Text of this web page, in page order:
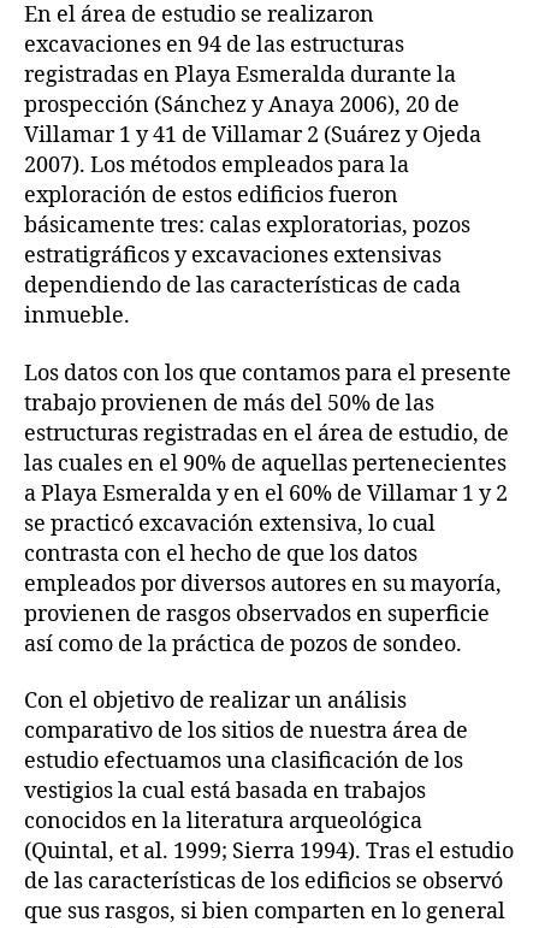
En el área de estudio se realizaron
excavaciones en 94 de las estructuras
registradas en Playa Esmeralda durante la
prospección (Sánchez y Anaya 2006), 20 de
Villamar 1 y 41 de Villamar 2 (Suárez y Ojeda
2007). Los métodos empleados para la
exploración de estos edificios fueron
básicamente tres: calas exploratorias, pozos
estratigráficos y excavaciones extensivas
dependiendo de las características de cada
inmueble.
Los datos con los que contamos para el presente
trabajo provienen de más del 50% de las
estructuras registradas en el área de estudio, de
las cuales en el 90% de aquellas pertenecientes
a Playa Esmeralda y en el 60% de Villamar 1 y 2
se practicó excavación extensiva, lo cual
contrasta con el hecho de que los datos
empleados por diversos autores en su mayoría,
provienen de rasgos observados en superficie
así como de la práctica de pozos de sondeo.
Con el objetivo de realizar un análisis
comparativo de los sitios de nuestra área de
estudio efectuamos una clasificación de los
vestigios la cual está basada en trabajos
conocidos en la literatura arqueológica
(Quintal, et al. 1999; Sierra 1994). Tras el estudio
de las características de los edificios se observó
que sus rasgos, si bien comparten en lo general